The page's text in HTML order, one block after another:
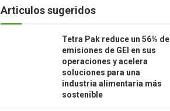
Articulos sugeridos
Tetra Pak reduce un 56% de
emisiones de GEI en sus
operaciones y acelera
soluciones para una
industria alimentaria más
sostenible